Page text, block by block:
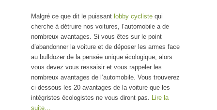
Malgré ce que dit le puissant lobby cycliste qui
cherche à détruire nos voitures, l’automobile a de
nombreux avantages. Si vous êtes sur le point
d’abandonner la voiture et de déposer les armes face
au bulldozer de la pensée unique écologique, alors
vous devez vous ressaisir et vous rappeler les
nombreux avantages de l’automobile. Vous trouverez
ci-dessous les 20 avantages de la voiture que les
intégristes écologistes ne vous diront pas. Lire la
suite…